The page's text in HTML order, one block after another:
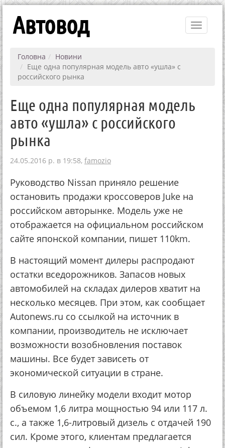
Toggle
Автовод
Головна
Новини
Еще одна популярная модель авто «ушла» с
российского рынка
Еще одна популярная модель
авто «ушла» с российского
рынка
24.05.2016 р. в 19:58, famozio
Руководство Nissan приняло решение
остановить продажи кроссоверов Juke на
российском авторынке. Модель уже не
отображается на официальном российском
сайте японской компании, пишет 110km.
В настоящий момент дилеры распродают
остатки вседорожников. Запасов новых
автомобилей на складах дилеров хватит на
несколько месяцев. При этом, как сообщает
Autonews.ru со ссылкой на источник в
компании, производитель не исключает
возможности возобновления поставок
машины. Все будет зависеть от
экономической ситуации в стране.
В силовую линейку модели входит мотор
объемом 1,6 литра мощностью 94 или 117 л.
с., а также 1,6-литровый дизель с отдачей 190
сил. Кроме этого, клиентам предлагается